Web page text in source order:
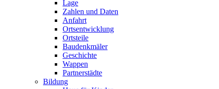
Lage
Zahlen und Daten
Anfahrt
Ortsentwicklung
Ortsteile
Baudenkmäler
Geschichte
Wappen
Partnerstädte
Bildung